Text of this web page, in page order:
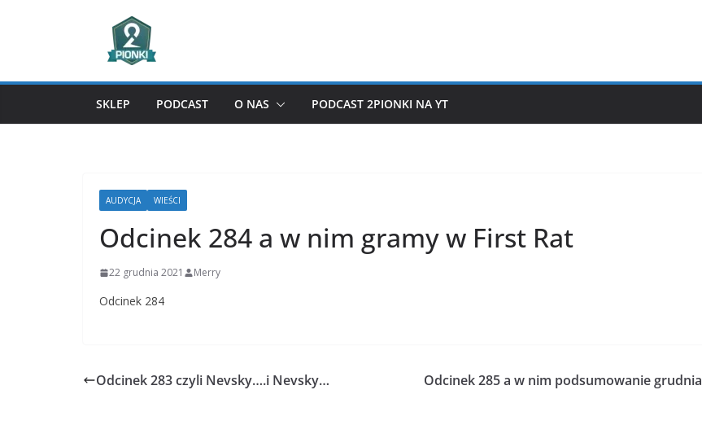
SKLEP PODCAST O NAS PODCAST 2PIONKI NA YT
AUDYCJA WIEŚCI
Odcinek 284 a w nim gramy w First Rat
22 grudnia 2021 Merry
Odcinek 284
Odcinek 283 czyli Nevsky….i Nevsky… Odcinek 285 a w nim podsumowanie grudnia